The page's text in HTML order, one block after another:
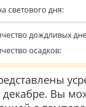
светового дня:
дождливых
осадков:
Вы